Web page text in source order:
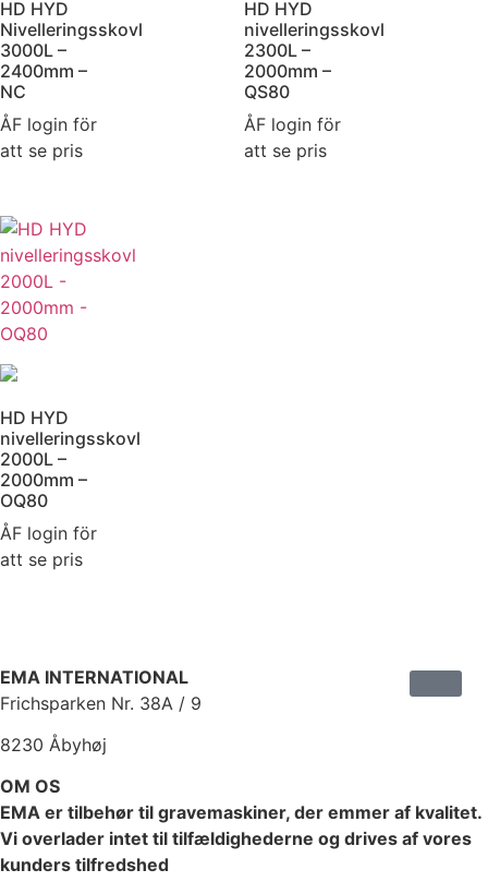
HD HYD
Nivelleringsskovl
3000L –
2400mm –
NC
ÅF login för
att se pris
HD HYD
nivelleringsskovl
2300L –
2000mm –
QS80
ÅF login för
att se pris
HD HYD
nivelleringsskovl
2000L –
2000mm –
OQ80
ÅF login för
att se pris
EMA INTERNATIONAL
Frichsparken Nr. 38A / 9
8230 Åbyhøj
OM OS
EMA er tilbehør til gravemaskiner, der emmer af kvalitet.
Vi overlader intet til tilfældighederne og drives af vores
kunders tilfredshed